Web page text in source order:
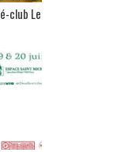
club Le